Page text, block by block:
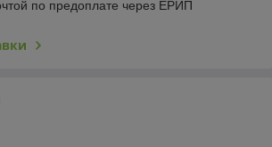
по предоплате через ЕРИП